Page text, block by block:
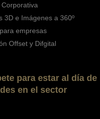
3D e Imágenes a 360º
empresas
Offset y Difgital
para estar al día
en el sector